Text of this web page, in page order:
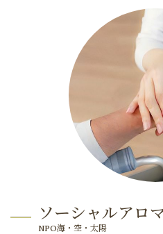
ソーシャルアロ
NPO海・空・太陽